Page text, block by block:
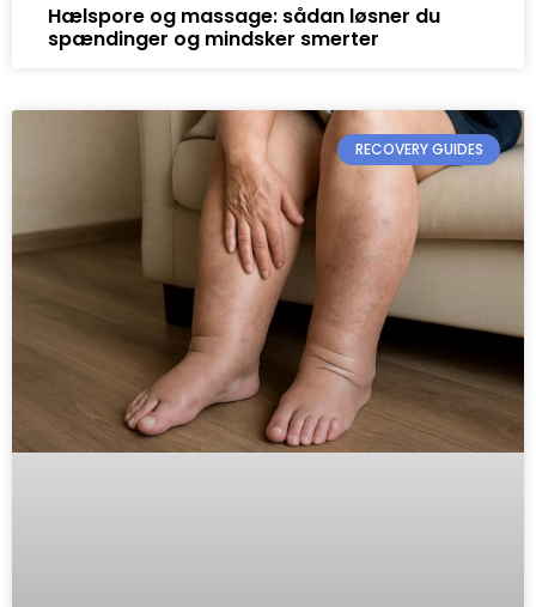
Hælspore og massage: sådan løsner du
spændinger og mindsker smerter
RECOVERY GUIDES